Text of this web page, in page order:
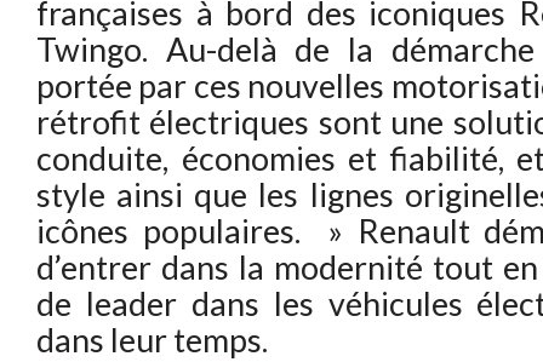
françaises à bord des iconiques
Twingo. Au-delà de la
portée par ces nouvelles
rétrofit électriques sont une
conduite, économies et fiabilité,
style ainsi que les lignes
icônes populaires. » Renault
d’entrer dans la modernité tout
de leader dans les véhicules
dans leur temps.